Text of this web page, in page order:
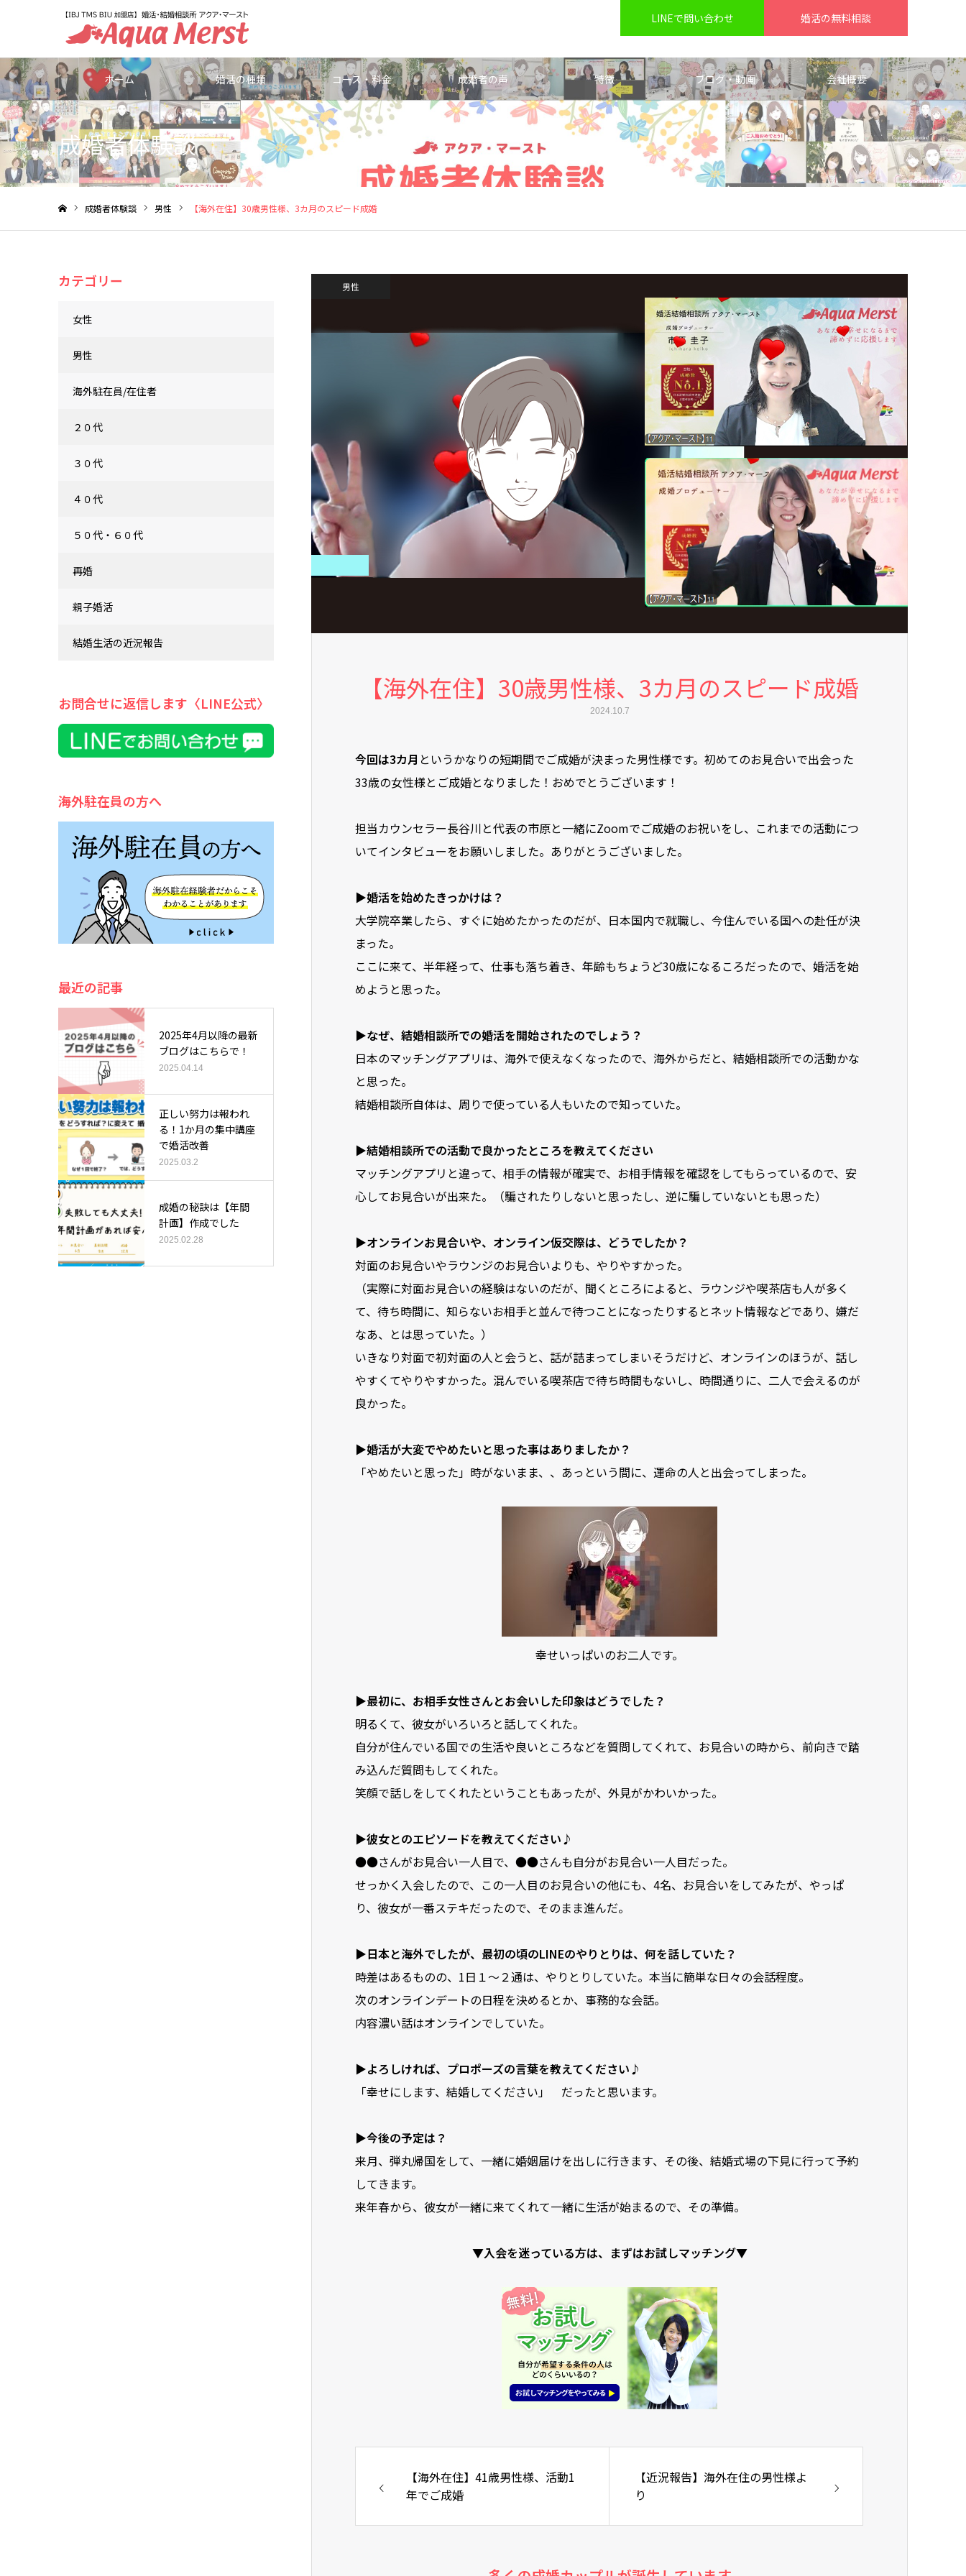
LINEで問い合わせ 婚活の無料相談
ホーム 婚活の種類 コース・料金 成婚者の声 特徴 ブログ・動画 会社概要
成婚者体験談
成婚者体験談 男性 【海外在住】30歳男性様、3カ月のスピード成婚
男性
【海外在住】30歳男性様、3カ月のスピード成婚
2024.10.7
今回は3カ月 というかなりの短期間でご成婚が決まった男性様です。初めてのお見合いで出会った
33歳の女性様とご成婚となりました！おめでとうございます！
担当カウンセラー長谷川と代表の市原と一緒にZoomでご成婚のお祝いをし、これまでの活動につ
いてインタビューをお願いしました。ありがとうございました。
▶婚活を始めたきっかけは？
大学院卒業したら、すぐに始めたかったのだが、日本国内で就職し、今住んでいる国への赴任が決
まった。
ここに来て、半年経って、仕事も落ち着き、年齢もちょうど30歳になるころだったので、婚活を始
めようと思った。
▶なぜ、結婚相談所での婚活を開始されたのでしょう？
日本のマッチングアプリは、海外で使えなくなったので、海外からだと、結婚相談所での活動かな
と思った。
結婚相談所自体は、周りで使っている人もいたので知っていた。
▶結婚相談所での活動で良かったところを教えてください
マッチングアプリと違って、相手の情報が確実で、お相手情報を確認をしてもらっているので、安
心してお見合いが出来た。（騙されたりしないと思ったし、逆に騙していないとも思った）
▶オンラインお見合いや、オンライン仮交際は、どうでしたか？
対面のお見合いやラウンジのお見合いよりも、やりやすかった。
（実際に対面お見合いの経験はないのだが、聞くところによると、ラウンジや喫茶店も人が多く
て、待ち時間に、知らないお相手と並んで待つことになったりするとネット情報などであり、嫌だ
なあ、とは思っていた。）
いきなり対面で初対面の人と会うと、話が詰まってしまいそうだけど、オンラインのほうが、話し
やすくてやりやすかった。混んでいる喫茶店で待ち時間もないし、時間通りに、二人で会えるのが
良かった。
▶婚活が大変でやめたいと思った事はありましたか？
「やめたいと思った」時がないまま、、あっという間に、運命の人と出会ってしまった。
幸せいっぱいのお二人です。
▶最初に、お相手女性さんとお会いした印象はどうでした？
明るくて、彼女がいろいろと話してくれた。
自分が住んでいる国での生活や良いところなどを質問してくれて、お見合いの時から、前向きで踏
み込んだ質問もしてくれた。
笑顔で話しをしてくれたということもあったが、外見がかわいかった。
▶彼女とのエピソードを教えてください♪
●●さんがお見合い一人目で、●●さんも自分がお見合い一人目だった。
せっかく入会したので、この一人目のお見合いの他にも、4名、お見合いをしてみたが、やっぱ
り、彼女が一番ステキだったので、そのまま進んだ。
▶日本と海外でしたが、最初の頃のLINEのやりとりは、何を話していた？
時差はあるものの、1日１～２通は、やりとりしていた。本当に簡単な日々の会話程度。
次のオンラインデートの日程を決めるとか、事務的な会話。
内容濃い話はオンラインでしていた。
▶よろしければ、プロポーズの言葉を教えてください♪
「幸せにします、結婚してください」 だったと思います。
▶今後の予定は？
来月、弾丸帰国をして、一緒に婚姻届けを出しに行きます、その後、結婚式場の下見に行って予約
してきます。
来年春から、彼女が一緒に来てくれて一緒に生活が始まるので、その準備。
▼入会を迷っている方は、まずはお試しマッチング▼
【海外在住】41歳男性様、活動1
年でご成婚
【近況報告】海外在住の男性様よ
り
カテゴリー
女性
男性
海外駐在員/在住者
２０代
３０代
４０代
５０代・６０代
再婚
親子婚活
結婚生活の近況報告
お問合せに返信します〈LINE公式〉
海外駐在員の方へ
最近の記事
2025年4月以降の最新
ブログはこちらで！
2025.04.14
正しい努力は報われ
る！1か月の集中講座
で婚活改善
2025.03.2
成婚の秘訣は【年間
計画】作成でした
2025.02.28